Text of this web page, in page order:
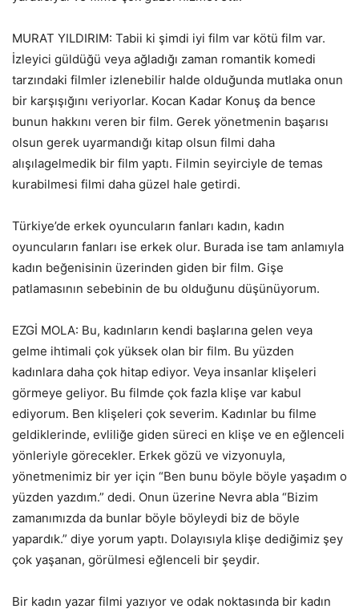
MURAT YILDIRIM: Tabii ki şimdi iyi film var kötü film var.
İzleyici güldüğü veya ağladığı zaman romantik komedi
tarzındaki filmler izlenebilir halde olduğunda mutlaka onun
bir karşışığını veriyorlar. Kocan Kadar Konuş da bence
bunun hakkını veren bir film. Gerek yönetmenin başarısı
olsun gerek uyarmandığı kitap olsun filmi daha
alışılagelmedik bir film yaptı. Filmin seyirciyle de temas
kurabilmesi filmi daha güzel hale getirdi.
Türkiye’de erkek oyuncuların fanları kadın, kadın
oyuncuların fanları ise erkek olur. Burada ise tam anlamıyla
kadın beğenisinin üzerinden giden bir film. Gişe
patlamasının sebebinin de bu olduğunu düşünüyorum.
EZGİ MOLA: Bu, kadınların kendi başlarına gelen veya
gelme ihtimali çok yüksek olan bir film. Bu yüzden
kadınlara daha çok hitap ediyor. Veya insanlar klişeleri
görmeye geliyor. Bu filmde çok fazla klişe var kabul
ediyorum. Ben klişeleri çok severim. Kadınlar bu filme
geldiklerinde, evliliğe giden süreci en klişe ve en eğlenceli
yönleriyle görecekler. Erkek gözü ve vizyonuyla,
yönetmenimiz bir yer için “Ben bunu böyle böyle yaşadım o
yüzden yazdım.” dedi. Onun üzerine Nevra abla “Bizim
zamanımızda da bunlar böyle böyleydi biz de böyle
yapardık.” diye yorum yaptı. Dolayısıyla klişe dediğimiz şey
çok yaşanan, görülmesi eğlenceli bir şeydir.
Bir kadın yazar filmi yazıyor ve odak noktasında bir kadın